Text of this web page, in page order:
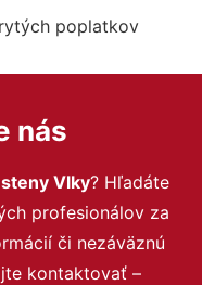
poplatkov
nás
Vlky? Hľadáte
profesionálov za
či nezáväznú
kontaktovať –